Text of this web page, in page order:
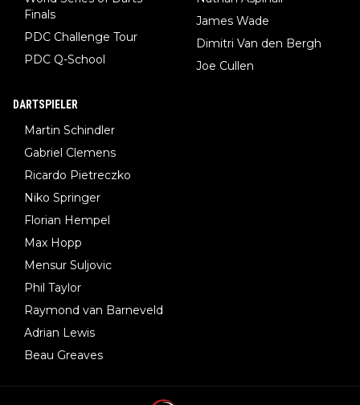
Finals
PDC Challenge Tour
PDC Q-School
James Wade
Dimitri Van den Bergh
Joe Cullen
DARTSPIELER
Martin Schindler
Gabriel Clemens
Ricardo Pietreczko
Niko Springer
Florian Hempel
Max Hopp
Mensur Suljovic
Phil Taylor
Raymond van Barneveld
Adrian Lewis
Beau Greaves